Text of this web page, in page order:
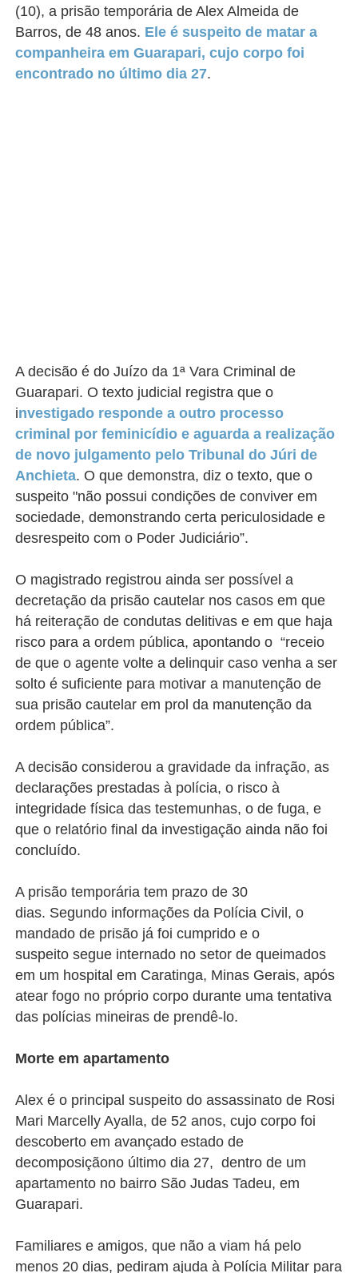
(10), a prisão temporária de Alex Almeida de
Barros, de 48 anos. Ele é suspeito de matar a
companheira em Guarapari, cujo corpo foi
encontrado no último dia 27.
A decisão é do Juízo da 1ª Vara Criminal de
Guarapari. O texto judicial registra que o
investigado responde a outro processo
criminal por feminicídio e aguarda a realização
de novo julgamento pelo Tribunal do Júri de
Anchieta. O que demonstra, diz o texto, que o
suspeito "não possui condições de conviver em
sociedade, demonstrando certa periculosidade e
desrespeito com o Poder Judiciário”.
O magistrado registrou ainda ser possível a
decretação da prisão cautelar nos casos em que
há reiteração de condutas delitivas e em que haja
risco para a ordem pública, apontando o “receio
de que o agente volte a delinquir caso venha a ser
solto é suficiente para motivar a manutenção de
sua prisão cautelar em prol da manutenção da
ordem pública”.
A decisão considerou a gravidade da infração, as
declarações prestadas à polícia, o risco à
integridade física das testemunhas, o de fuga, e
que o relatório final da investigação ainda não foi
concluído.
A prisão temporária tem prazo de 30
dias. Segundo informações da Polícia Civil, o
mandado de prisão já foi cumprido e o
suspeitosegue internado no setor de queimados
em um hospital em Caratinga, Minas Gerais, após
atear fogo no próprio corpo durante uma tentativa
das polícias mineiras de prendê-lo.
Morte em apartamento
Alex é o principal suspeito do assassinato de Rosi
Mari Marcelly Ayalla, de 52 anos, cujo corpo foi
descoberto em avançado estado de
decomposiçãono último dia 27, dentro de um
apartamento no bairro São Judas Tadeu, em
Guarapari.
Familiares e amigos, que não a viam há pelo
menos 20 dias, pediram ajuda à Polícia Militar para